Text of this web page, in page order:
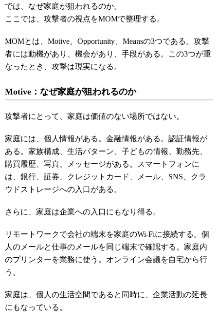
では、なぜ家庭が狙われるのか。
ここでは、攻撃者の視点をMOMで整理する。
MOMとは、Motive、Opportunity、Meansの3つである。攻撃
者には動機があり、機会があり、手段がある。この3つが重
なったとき、攻撃は現実になる。
Motive：なぜ家庭が狙われるのか
攻撃者にとって、家庭は価値のない場所ではない。
家庭には、個人情報がある。金融情報がある。認証情報が
ある。家族構成、生活パターン、子どもの情報、勤務先、
購買履歴、写真、メッセージがある。スマートフォンに
は、銀行、証券、クレジットカード、メール、SNS、クラ
ウドストレージへの入口がある。
さらに、家庭は企業への入口にもなり得る。
リモートワークで会社の端末を家庭のWi-Fiに接続する。個
人のメールと仕事のメールを同じ端末で確認する。家庭内
のプリンターを業務に使う。オンライン会議を自宅から行
う。
家庭は、個人の生活空間であると同時に、企業活動の延長
にもなっている。